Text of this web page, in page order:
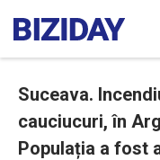
Suceava.
cauciucuri, în
Populația a fost